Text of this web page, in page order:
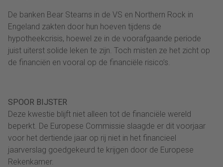
De banken Bear Stearns in de VS en Northern Rock in
Engeland zakten door hun hoeven tijdens de
hypotheekcrisis, hoewel ze in de voorafgaande periode
juist uiterst solide leken te zijn. Toch misten ze het zicht op
de financiën en vooral op de financiële risico’s.
SPOOR BIJSTER
Deze kwestie blijft niet alleen tot de financiële wereld
beperkt. De Europese Commissie slaagde er dit voorjaar
voor het dertiende jaar op rij niet in het financieel
jaarverslag goedgekeurd te krijgen door de Europese
Rekenkamer.